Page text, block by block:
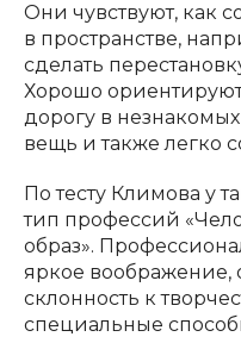
Они чувствуют, как
в пространстве,
сделать
Хорошо
дорогу в
вещь и также легко
По тесту Климова у
тип профессий
образ».
яркое
склонность к
специальные